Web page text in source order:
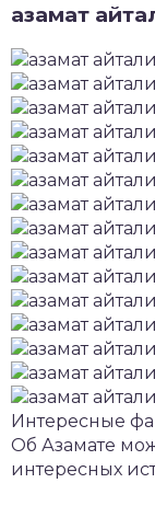
азамат
Интересные
Об Азамате
интересных